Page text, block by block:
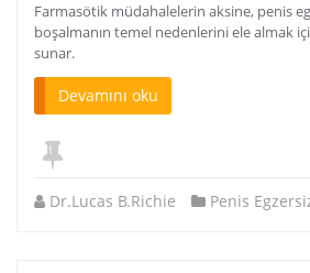
Farmasötik müdahalelerin aksine, penis
boşalmanın temel nedenlerini ele almak
sunar.
Devamını oku
Dr.Lucas B.Richie Penis